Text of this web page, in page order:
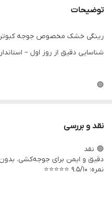
توضیحات
رینگی خشک مخصوص جوجه کبوتر
شناسایی دقیق از روز اول –
🟢
مدل خشک :
استحکام بالا
نقد و بررسی
🟢 نقد
دقیق و ایمن برای جوجه‌کشی.
نمره: ۹.۵/۱۰ ⭐⭐⭐⭐⭐